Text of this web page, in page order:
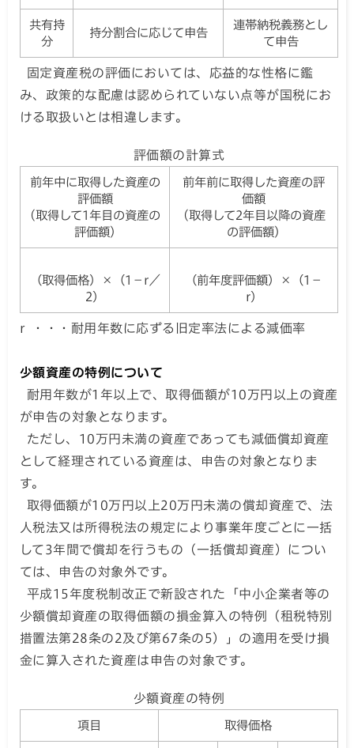
共有持
分
持分割合に応じて申告
連帯納税義務とし
て申告
固定資産税の評価においては、応益的な性格に鑑
み、政策的な配慮は認められていない点等が国税にお
ける取扱いとは相違します。
評価額の計算式
前年中に取得した資産の
評価額
(取得して1年目の資産の
評価額)
前年前に取得した資産の評
価額
(取得して2年目以降の資産
の評価額)
（取得価格）×（1－r／
2）
（前年度評価額）×（1－
r）
r ・・・耐用年数に応ずる旧定率法による減価率
少額資産の特例について
耐用年数が1年以上で、取得価額が10万円以上の資産
が申告の対象となります。
ただし、10万円未満の資産であっても減価償却資産
として経理されている資産は、申告の対象となりま
す。
取得価額が10万円以上20万円未満の償却資産で、法
人税法又は所得税法の規定により事業年度ごとに一括
して3年間で償却を行うもの（一括償却資産）につい
ては、申告の対象外です。
平成15年度税制改正で新設された「中小企業者等の
少額償却資産の取得価額の損金算入の特例（租税特別
措置法第28条の2及び第67条の5）」の適用を受け損
金に算入された資産は申告の対象です。
少額資産の特例
項目 取得価格